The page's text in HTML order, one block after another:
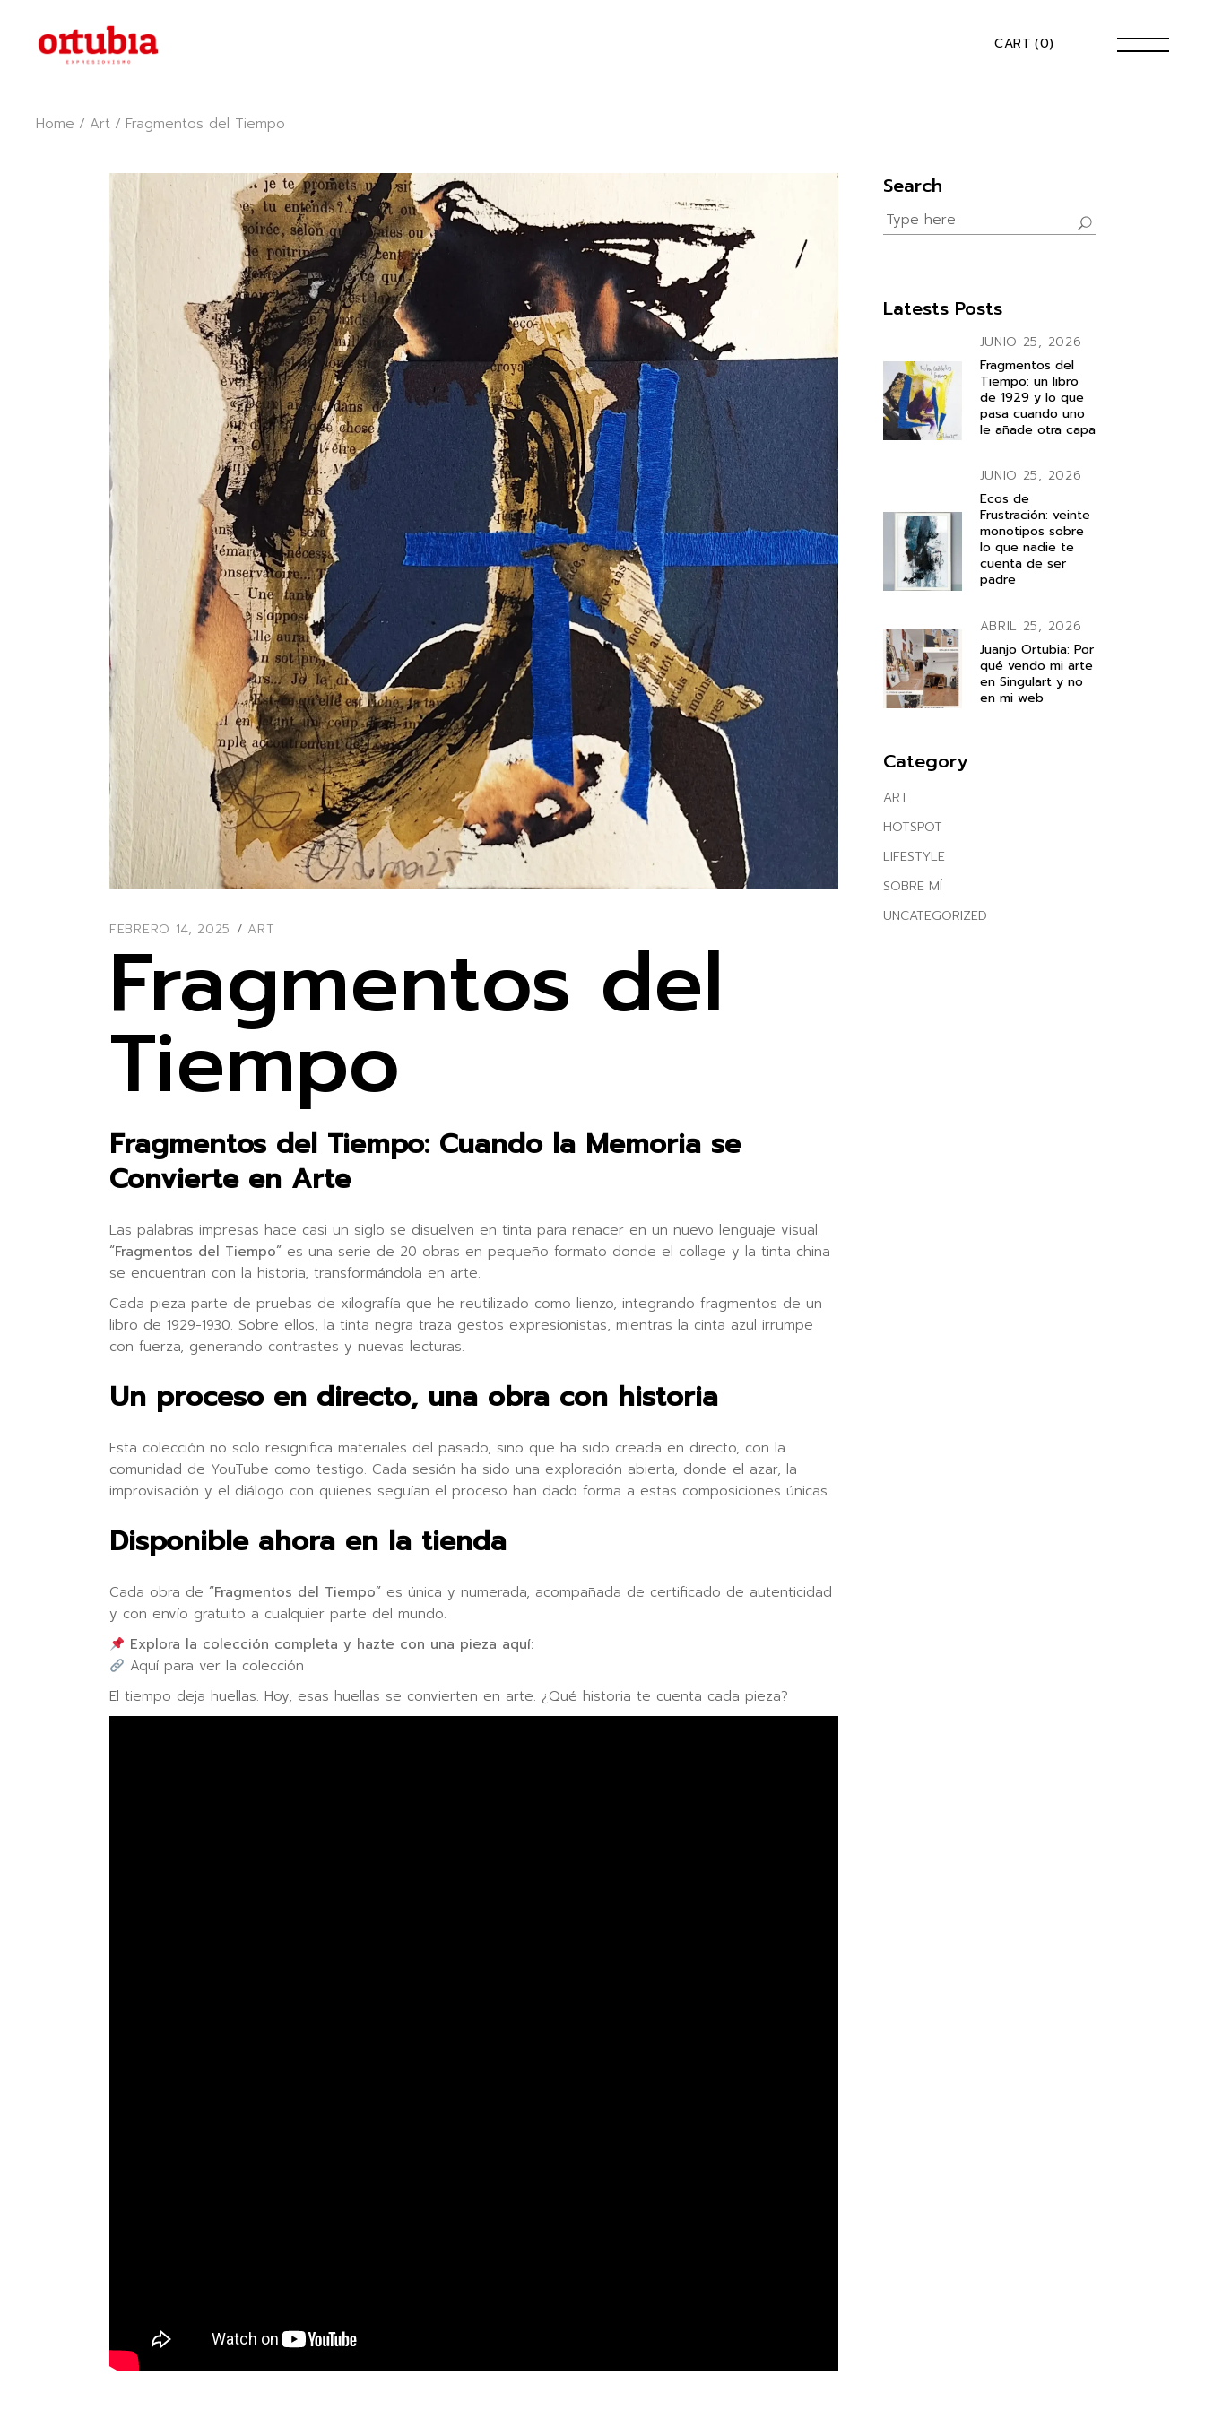
content CART (0)
Home Art Fragmentos del Tiempo
FEBRERO 14, 2025 ART
Fragmentos del
Tiempo
Fragmentos del Tiempo: Cuando la Memoria se
Convierte en Arte
Las palabras impresas hace casi un siglo se disuelven en tinta para renacer en un nuevo lenguaje visual.
“Fragmentos del Tiempo” es una serie de 20 obras en pequeño formato donde el collage y la tinta china
se encuentran con la historia, transformándola en arte.
Cada pieza parte de pruebas de xilografía que he reutilizado como lienzo, integrando fragmentos de un
libro de 1929-1930. Sobre ellos, la tinta negra traza gestos expresionistas, mientras la cinta azul irrumpe
con fuerza, generando contrastes y nuevas lecturas.
Un proceso en directo, una obra con historia
Esta colección no solo resignifica materiales del pasado, sino que ha sido creada en directo, con la
comunidad de YouTube como testigo. Cada sesión ha sido una exploración abierta, donde el azar, la
improvisación y el diálogo con quienes seguían el proceso han dado forma a estas composiciones únicas.
Disponible ahora en la tienda
Cada obra de “Fragmentos del Tiempo” es única y numerada, acompañada de certificado de autenticidad
y con envío gratuito a cualquier parte del mundo.
Explora la colección completa y hazte con una pieza aquí:
Aquí para ver la colección
El tiempo deja huellas. Hoy, esas huellas se convierten en arte. ¿Qué historia te cuenta cada pieza?
Search
Search
for:
Latests Posts
JUNIO 25, 2026
Fragmentos del
Tiempo: un libro
de 1929 y lo que
pasa cuando uno
le añade otra capa
JUNIO 25, 2026
Ecos de
Frustración: veinte
monotipos sobre
lo que nadie te
cuenta de ser
padre
ABRIL 25, 2026
Juanjo Ortubia: Por
qué vendo mi arte
en Singulart y no
en mi web
Category
ART
HOTSPOT
LIFESTYLE
SOBRE MÍ
UNCATEGORIZED